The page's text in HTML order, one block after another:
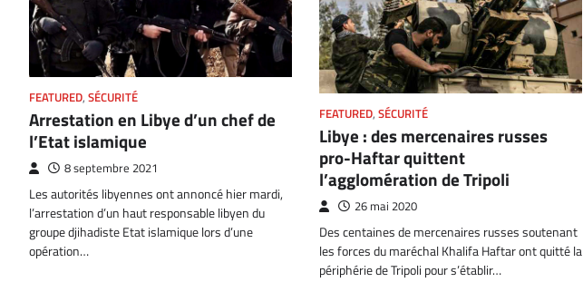
FEATURED, SÉCURITÉ
Arrestation en Libye d’un chef de
l’Etat islamique
8 septembre 2021
Les autorités libyennes ont annoncé hier mardi,
l’arrestation d’un haut responsable libyen du
groupe djihadiste Etat islamique lors d’une
opération…
FEATURED, SÉCURITÉ
Libye : des mercenaires russes
pro-Haftar quittent
l’agglomération de Tripoli
26 mai 2020
Des centaines de mercenaires russes soutenant
les forces du maréchal Khalifa Haftar ont quitté la
périphérie de Tripoli pour s’établir…